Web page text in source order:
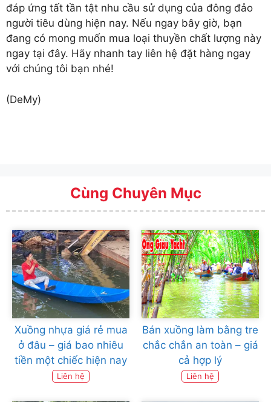
đáp ứng tất tần tật nhu cầu sử dụng của đông đảo
người tiêu dùng hiện nay. Nếu ngay bây giờ, bạn
đang có mong muốn mua loại thuyền chất lượng này
ngay tại đây. Hãy nhanh tay liên hệ đặt hàng ngay
với chúng tôi bạn nhé!
(DeMy)
Cùng Chuyên Mục
Xuồng nhựa giá rẻ mua
ở đâu – giá bao nhiêu
tiền một chiếc hiện nay
Liên hệ
Bán xuồng làm bằng tre
chắc chắn an toàn – giá
cả hợp lý
Liên hệ